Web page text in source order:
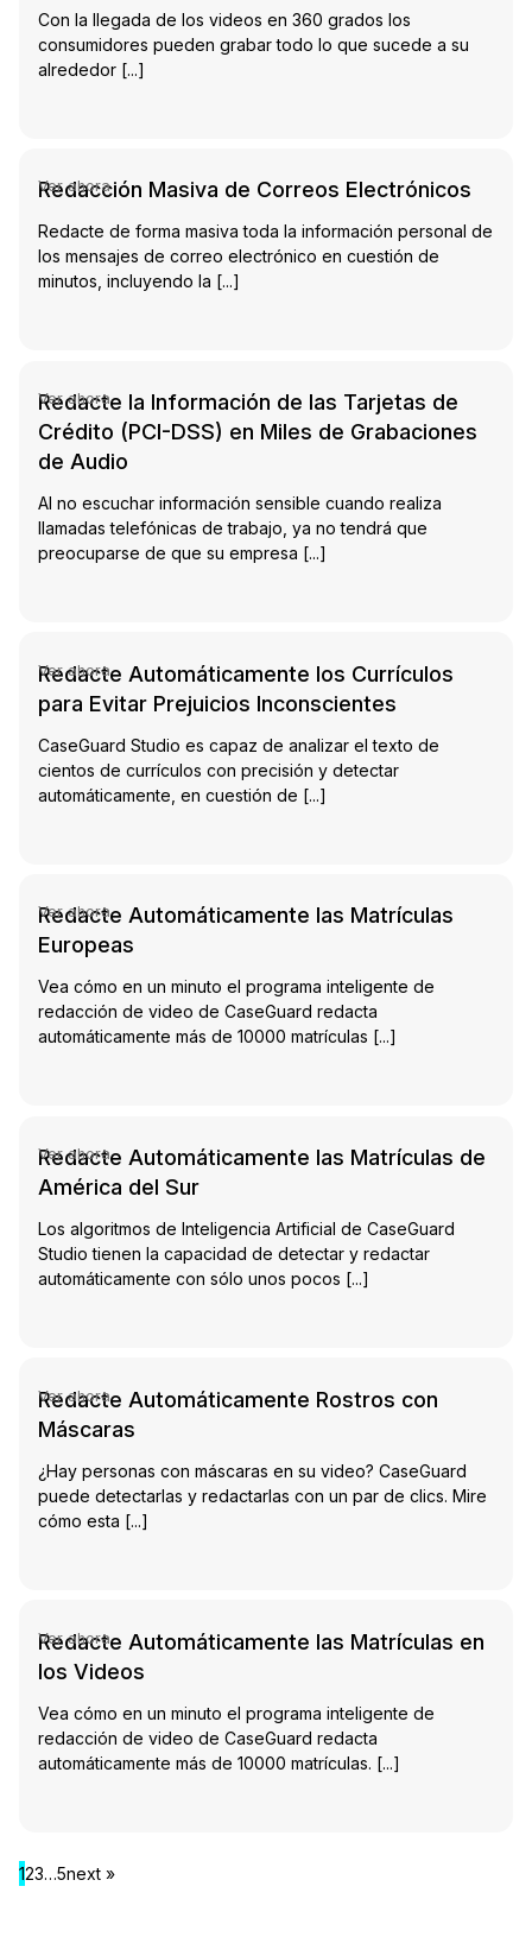
Con la llegada de los videos en 360 grados los
consumidores pueden grabar todo lo que sucede a su
alrededor [...]
Redacción Masiva de Correos Electrónicos
Redacte de forma masiva toda la información personal de
los mensajes de correo electrónico en cuestión de
minutos, incluyendo la [...]
Ver ahora
Redacte la Información de las Tarjetas de
Crédito (PCI-DSS) en Miles de Grabaciones
de Audio
Al no escuchar información sensible cuando realiza
llamadas telefónicas de trabajo, ya no tendrá que
preocuparse de que su empresa [...]
Ver ahora
Redacte Automáticamente los Currículos
para Evitar Prejuicios Inconscientes
CaseGuard Studio es capaz de analizar el texto de
cientos de currículos con precisión y detectar
automáticamente, en cuestión de [...]
Ver ahora
Redacte Automáticamente las Matrículas
Europeas
Vea cómo en un minuto el programa inteligente de
redacción de video de CaseGuard redacta
automáticamente más de 10000 matrículas [...]
Ver ahora
Redacte Automáticamente las Matrículas de
América del Sur
Los algoritmos de Inteligencia Artificial de CaseGuard
Studio tienen la capacidad de detectar y redactar
automáticamente con sólo unos pocos [...]
Ver ahora
Redacte Automáticamente Rostros con
Máscaras
¿Hay personas con máscaras en su video? CaseGuard
puede detectarlas y redactarlas con un par de clics. Mire
cómo esta [...]
Ver ahora
Redacte Automáticamente las Matrículas en
los Videos
Vea cómo en un minuto el programa inteligente de
redacción de video de CaseGuard redacta
automáticamente más de 10000 matrículas. [...]
Ver ahora
123…5next »